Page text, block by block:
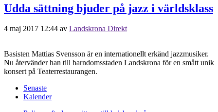
Udda sättning bjuder på jazz i världsklass
4 maj 2017 12:44 av Landskrona Direkt
Basisten Mattias Svensson är en internationellt erkänd jazzmusiker.
Nu återvänder han till barndomsstaden Landskrona för en smått unik
konsert på Teaterrestaurangen.
Senaste
Kalender